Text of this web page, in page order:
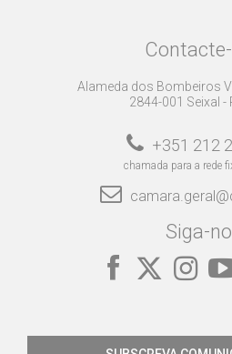
Alameda dos Bombeiros
2844-001 Seixal -
+351 212
chamada para a rede
Siga-